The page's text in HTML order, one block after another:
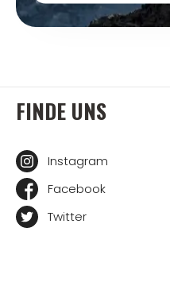
FINDE UNS
Instagram
Facebook
Twitter